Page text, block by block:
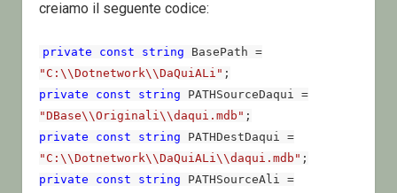
creiamo il seguente codice:
private const string BasePath =
"C:\\Dotnetwork\\DaQuiALi" ;
private
const string PATHSourceDaqui =
"DBase\\Originali\\daqui.mdb" ;
private
const string PATHDestDaqui =
"C:\\Dotnetwork\\DaQuiALi\\daqui.mdb" ;
private
const string PATHSourceAli =